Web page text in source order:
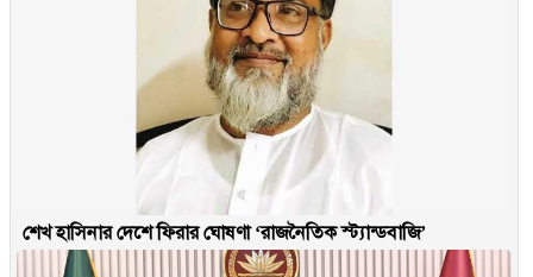
শেখ হাসিনার দেশে ফিরার ঘোষণা ‘রাজনৈতিক স্ট্যান্ডবাজি’